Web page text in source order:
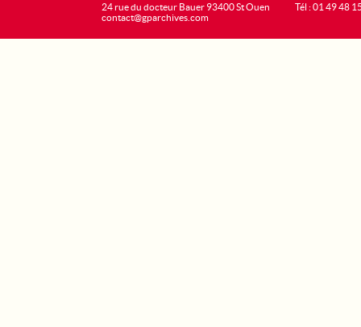
24 rue du docteur Bauer 93400 St Ouen
contact@gparchives.com
Tél : 01 49 48